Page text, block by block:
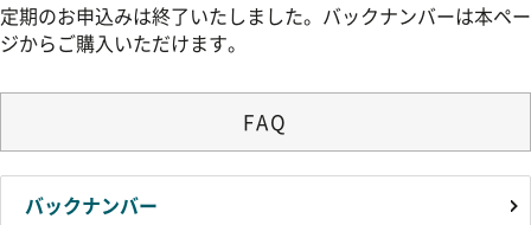
バックナンバー
定期のお申込みは終了いたしました。バックナンバーは本ペー
ジからご購入いただけます。
FAQ